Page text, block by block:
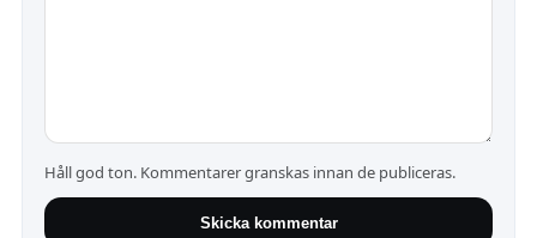
Håll god ton. Kommentarer granskas innan de publiceras.
Skicka kommentar